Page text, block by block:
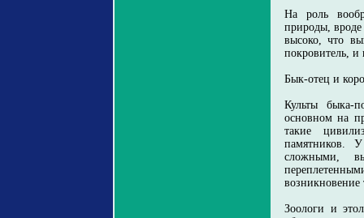
На роль
природы, вроде
высоко, что
покровитель, и
Бык-отец и
Культы быка-
основном на
такие
памятников.
сложными,
возникновение
Зоологи и